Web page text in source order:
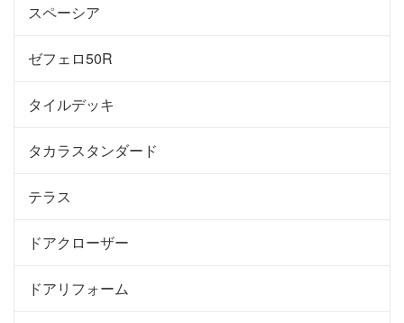
スペーシア
ゼフェロ50R
タイルデッキ
タカラスタンダード
テラス
ドアクローザー
ドアリフォーム